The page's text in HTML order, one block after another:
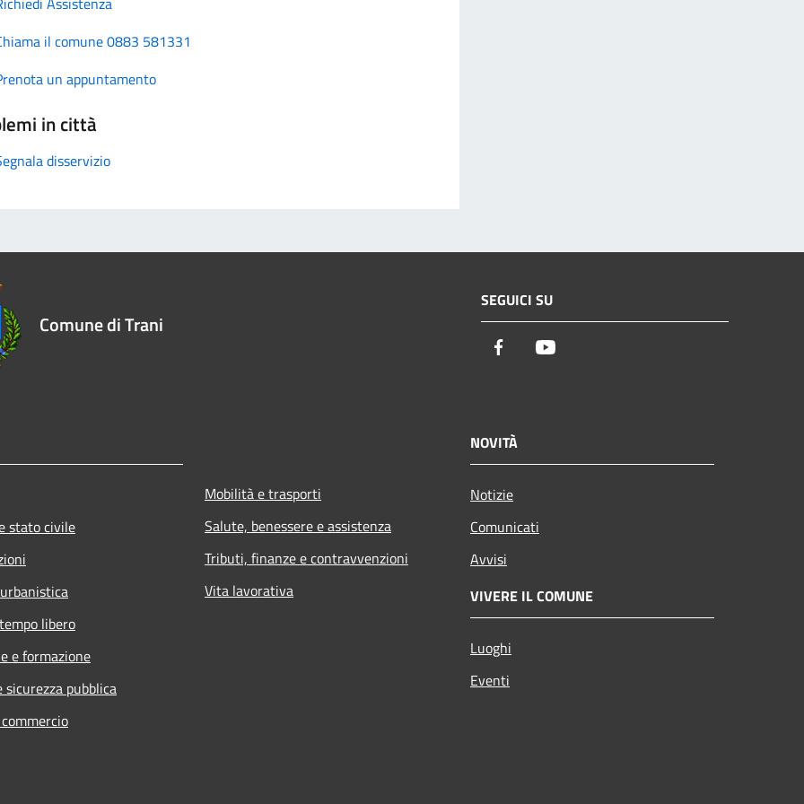
il comune 0883 581331
un appuntamento
in città
disservizio
Comune di Trani
SEGUICI SU
Facebook
stato civile
libero
e formazione
sicurezza pubblica
Mobilità e trasporti
Salute, benessere e assistenza
Tributi, finanze e contravvenzioni
Vita lavorativa
NOVITÀ
Notizie
Comunicati
Avvisi
VIVERE IL COMUNE
Luoghi
Eventi